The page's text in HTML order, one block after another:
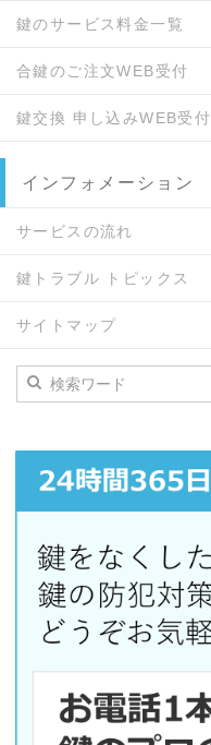
鍵のサービス料金一覧
合鍵のご注文WEB受付
鍵交換 申し込みWEB受付
インフォメーション
サービスの流れ
鍵トラブル トピックス
サイトマップ